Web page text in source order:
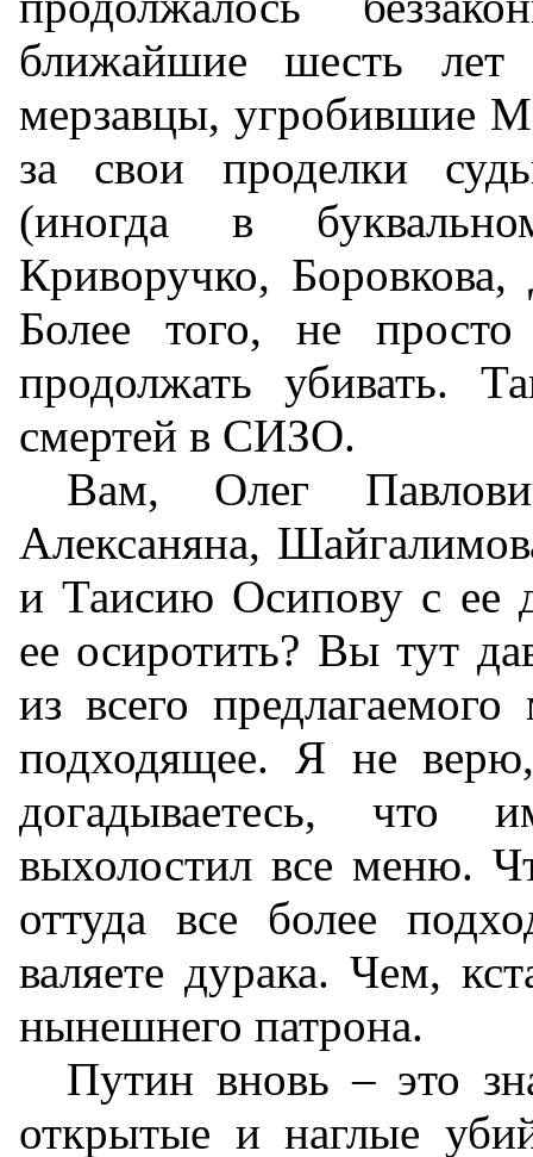
ближайшие шесть лет
мерзавцы, угробившие
за свои проделки
(иногда в
Криворучко,
Более того, не
продолжать убивать.
смертей в СИЗО.
Вам, Олег
Алексаняна,
и Таисию Осипову с ее
ее осиротить? Вы тут
из всего
подходящее. Я не
догадываетесь, что
выхолостил все меню.
оттуда все более
валяете дурака. Чем,
нынешнего патрона.
Путин вновь – это
открытые и наглые